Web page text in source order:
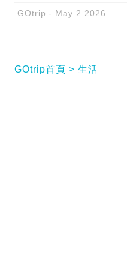
GOtrip May 2 2026
GOtrip首頁 生活